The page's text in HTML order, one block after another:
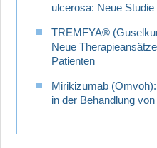
ulcerosa: Neue
TREMFYA®
Neue
Patienten
Mirikizumab
in der Behandlung